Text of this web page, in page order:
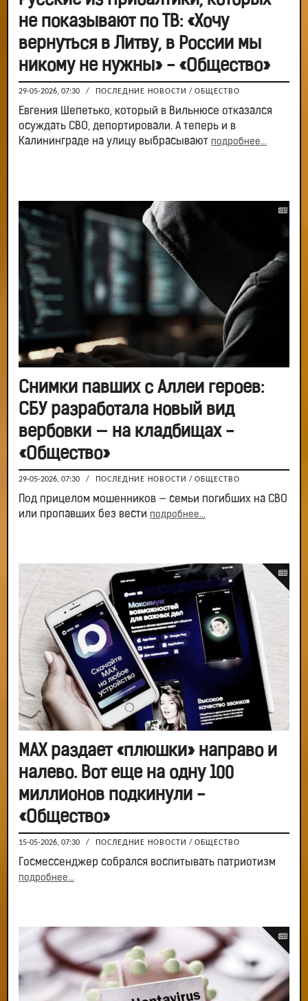
не показывают по ТВ: «Хочу
вернуться в Литву, в России мы
никому не нужны» - «Общество»
29-05-2026, 07:30 / ПОСЛЕДНИЕ НОВОСТИ / ОБЩЕСТВО
Евгения Шепетько, который в Вильнюсе отказался
осуждать СВО, депортировали. А теперь и в
Калининграде на улицу выбрасывают подробнее...
Снимки павших с Аллеи героев:
СБУ разработала новый вид
вербовки — на кладбищах -
«Общество»
29-05-2026, 07:30 / ПОСЛЕДНИЕ НОВОСТИ / ОБЩЕСТВО
Под прицелом мошенников — семьи погибших на СВО
или пропавших без вести подробнее...
МАХ раздает «плюшки» направо и
налево. Вот еще на одну 100
миллионов подкинули -
«Общество»
15-05-2026, 07:30 / ПОСЛЕДНИЕ НОВОСТИ / ОБЩЕСТВО
Госмессенджер собрался воспитывать патриотизм
подробнее...